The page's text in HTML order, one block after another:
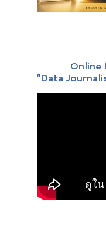
Online
“Data